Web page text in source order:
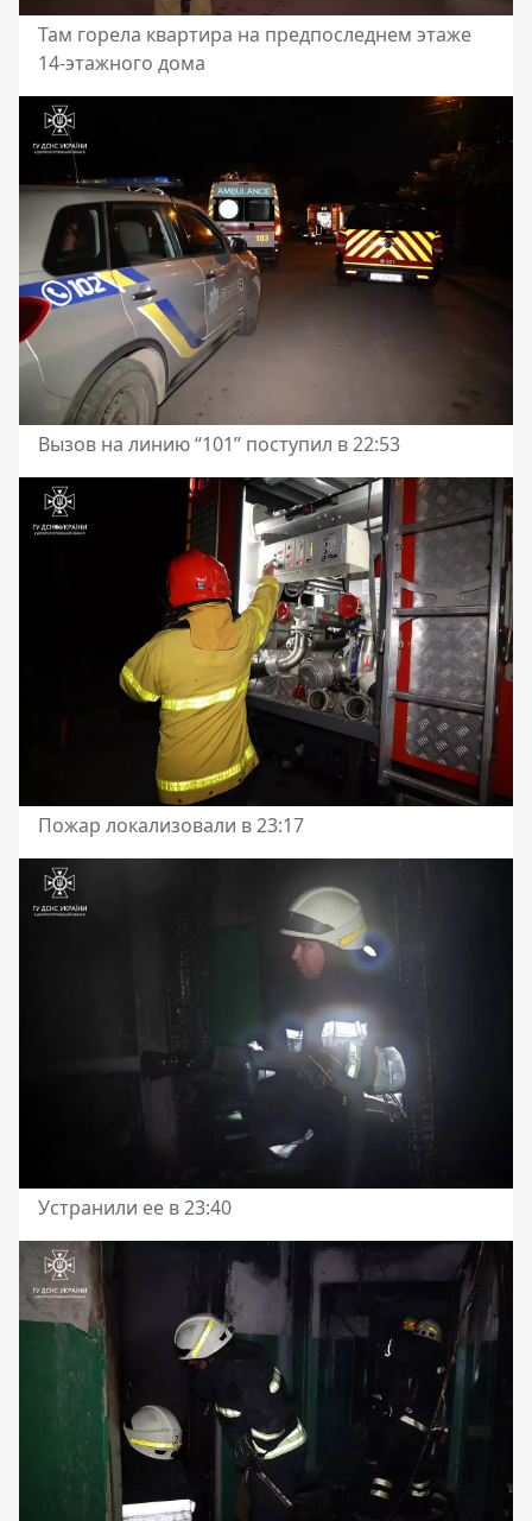
Там горела квартира на предпоследнем этаже
14-этажного дома
Вызов на линию “101” поступил в 22:53
Пожар локализовали в 23:17
Устранили ее в 23:40